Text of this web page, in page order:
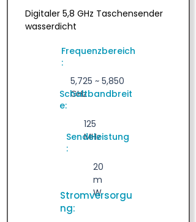
Digitaler 5,8 GHz Taschensender
wasserdicht
Frequenzbereich
:
5,725 ~ 5,850
GHz
Schaltbandbreit
e:
125
MHz
Sendeleistung
:
20
m
W
Stromversorgu
ng: